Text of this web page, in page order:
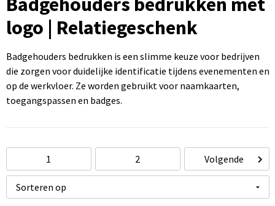
Sportartikelen bedrukken
Kantoorartikelen bedrukken
Paraplu's bedrukken
Gereedschap bedrukken
Touch pennen bedrukken
Luxe pennen bedrukken
Metalen pennen
Markeerstiften bedrukken
Rugzakken bedrukken
Promotietassen bedrukken
Draagtassen bedrukken
Caps bedrukken
Mutsen bedrukken
Bodywarmers bedrukken
Handdoeken bedrukken
USB sticks bedrukken
Computermuizen bedrukken
logo | Relatiegeschenk
Badgehouders bedrukken is een slimme keuze voor bedrijven
die zorgen voor duidelijke identificatie tijdens evenementen en
op de werkvloer. Ze worden gebruikt voor naamkaarten,
toegangspassen en badges.
1 2 Volgende